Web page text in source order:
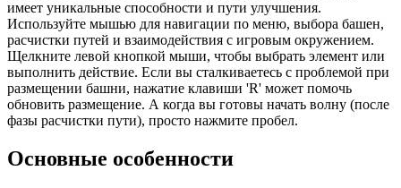
имеет уникальные способности и пути улучшения.
Используйте мышью для навигации по меню, выбора башен,
расчистки путей и взаимодействия с игровым окружением.
Щелкните левой кнопкой мыши, чтобы выбрать элемент или
выполнить действие. Если вы сталкиваетесь с проблемой при
размещении башни, нажатие клавиши 'R' может помочь
обновить размещение. А когда вы готовы начать волну (после
фазы расчистки пути), просто нажмите пробел.
Основные особенности